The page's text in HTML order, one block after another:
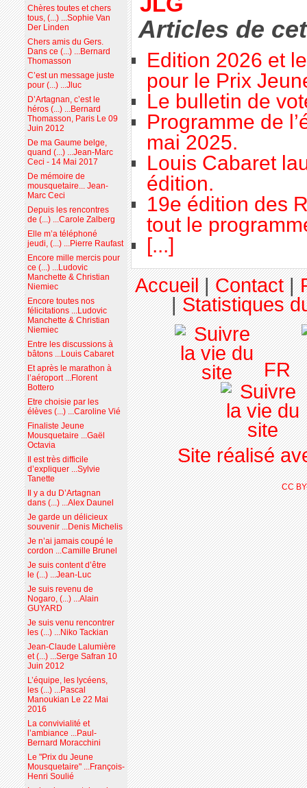
Articles de
Edition 2026 et
pour le Prix
Le bulletin de
Programme de
mai 2025.
Louis Cabaret
édition.
19e édition des
tout le
[...]
Chères toutes et chers
tous, (...) ...Sophie Van
Der Linden
Chers amis du Gers.
Dans ce (...) ...Bernard
Thomasson
C’est un message juste
pour (...) ...Jluc
D’Artagnan, c’est le
héros (...) ...Bernard
Thomasson, Paris Le 09
Juin 2012
De ma Gaume belge,
quand (...) ...Jean-Marc
Ceci - 14 Mai 2017
De mémoire de
mousquetaire... Jean-
Marc Ceci
Depuis les rencontres
de (...) ...Carole Zalberg
Elle m’a téléphoné
jeudi, (...) ...Pierre Raufast
Encore mille mercis pour
ce (...) ...Ludovic
Manchette & Christian
Niemiec
Encore toutes nos
félicitations ...Ludovic
Manchette & Christian
Niemiec
Entre les discussions à
bâtons ...Louis Cabaret
Et après le marathon à
l’aéroport ...Florent
Bottero
Etre choisie par les
élèves (...) ...Caroline Vié
Finaliste Jeune
Mousquetaire ...Gaël
Octavia
Il est très difficile
d’expliquer ...Sylvie
Tanette
Il y a du D’Artagnan
dans (...) ...Alex Daunel
Je garde un délicieux
souvenir ...Denis Michelis
Je n’ai jamais coupé le
cordon ...Camille Brunel
Je suis content d’être
le (...) ...Jean-Luc
Je suis revenu de
Nogaro, (...) ...Alain
GUYARD
Je suis venu rencontrer
les (...) ...Niko Tackian
Jean-Claude Lalumière
et (...) ...Serge Safran 10
Juin 2012
L’équipe, les lycéens,
les (...) ...Pascal
Manoukian Le 22 Mai
2016
La convivialité et
l’ambiance ...Paul-
Bernard Moracchini
Le "Prix du Jeune
Mousquetaire" ...François-
Henri Soulié
Accueil|Contact|
|Statistiques
FR
Site réalisé
CC